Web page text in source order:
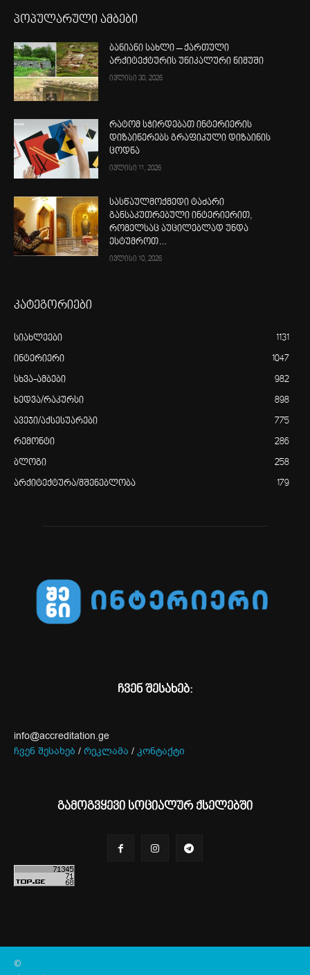
პოპულარული ამბები
ბანიანი სახლი – ქართული
არქიტექტურის უნიკალური ნიმუში
ივლისი 30, 2026
რატომ სჭირდებათ ინტერიერის
დიზაინერებს გრაფიკული დიზაინის
ცოდნა
ივლისი 11, 2026
სასწაულმოქმედი ტაძარი
განსაკუთრებული ინტერიერით,
რომელსაც აუცილებლად უნდა
ესტუმროთ…
ივლისი 10, 2026
კატეგორიები
სიახლეები 1131
ინტერიერი 1047
სხვა-ამბები 982
ხედვა/რაკურსი 898
ავეჯი/აქსესუარები 775
რემონტი 286
ბლოგი 258
არქიტექტურა/მშენებლობა 179
ჩვენ შესახებ:
info@accreditation.ge
ჩვენ შესახებ / რეკლამა / კონტაქტი
გამოგვყევი სოციალურ ქსელებში
©